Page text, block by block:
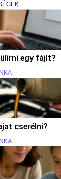
egy fájlt?
cserélni?